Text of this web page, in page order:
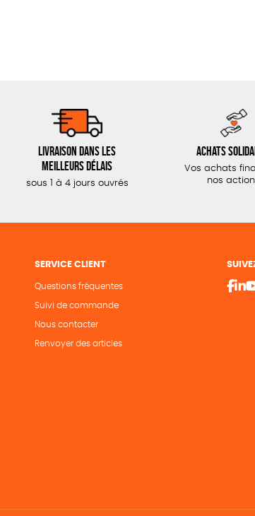
Livraison dans les
meilleurs délais
sous 1 à 4 jours ouvrés
Achats
Vos achats
nos
SERVICE CLIENT
Questions fréquentes
Suivi de commande
Nous contacter
Renvoyer des articles